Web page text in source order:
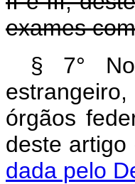
exames
§ 7°
órgãos
deste
dada pelo